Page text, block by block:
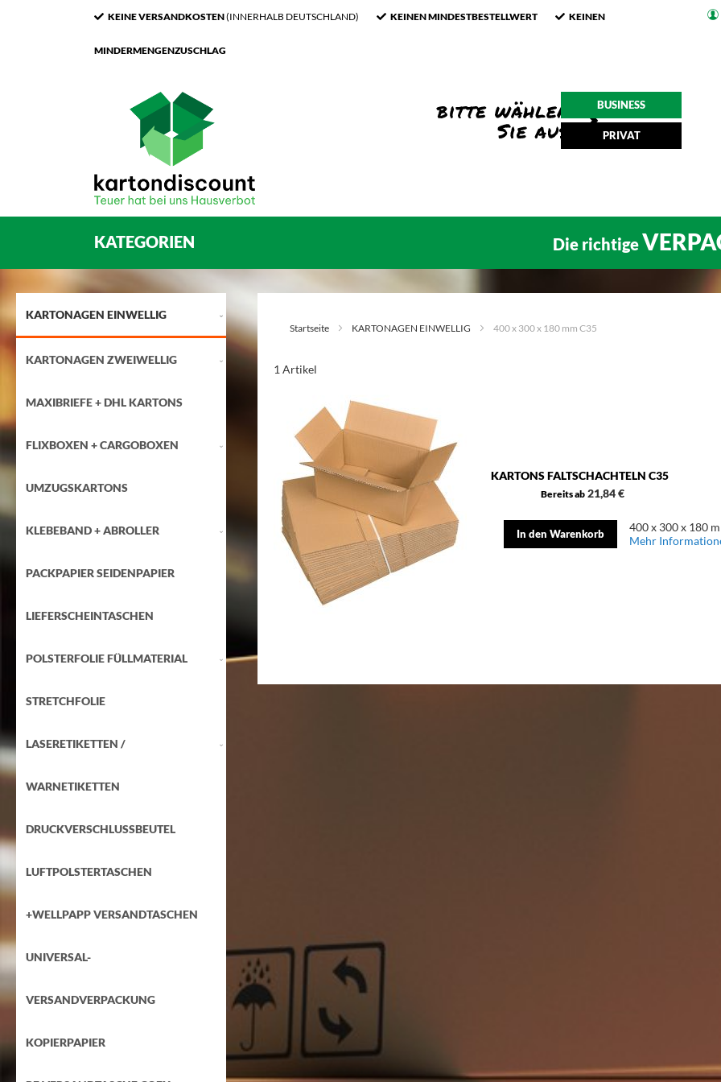
KEINE VERSANDKOSTEN(INNERHALB DEUTSCHLAND) KEINEN MINDESTBESTELLWERT KEINEN
MINDERMENGENZUSCHLAG
BUSINESS
PRIVAT
KATEGORIEN Die richtige
Startseite KARTONAGEN EINWELLIG 400 x 300 x 180 mm C35
1Artikel
KARTONS FALTSCHACHTELN C35
Bereits ab 21,84 €
In den Warenkorb
400 x 300 x 180
Mehr
KARTONAGEN EINWELLIG
KARTONAGEN ZWEIWELLIG
MAXIBRIEFE + DHL KARTONS
FLIXBOXEN + CARGOBOXEN
UMZUGSKARTONS
KLEBEBAND + ABROLLER
PACKPAPIER SEIDENPAPIER
LIEFERSCHEINTASCHEN
POLSTERFOLIE FÜLLMATERIAL
STRETCHFOLIE
LASERETIKETTEN /
WARNETIKETTEN
DRUCKVERSCHLUSSBEUTEL
LUFTPOLSTERTASCHEN
+WELLPAPP VERSANDTASCHEN
UNIVERSAL-
VERSANDVERPACKUNG
KOPIERPAPIER